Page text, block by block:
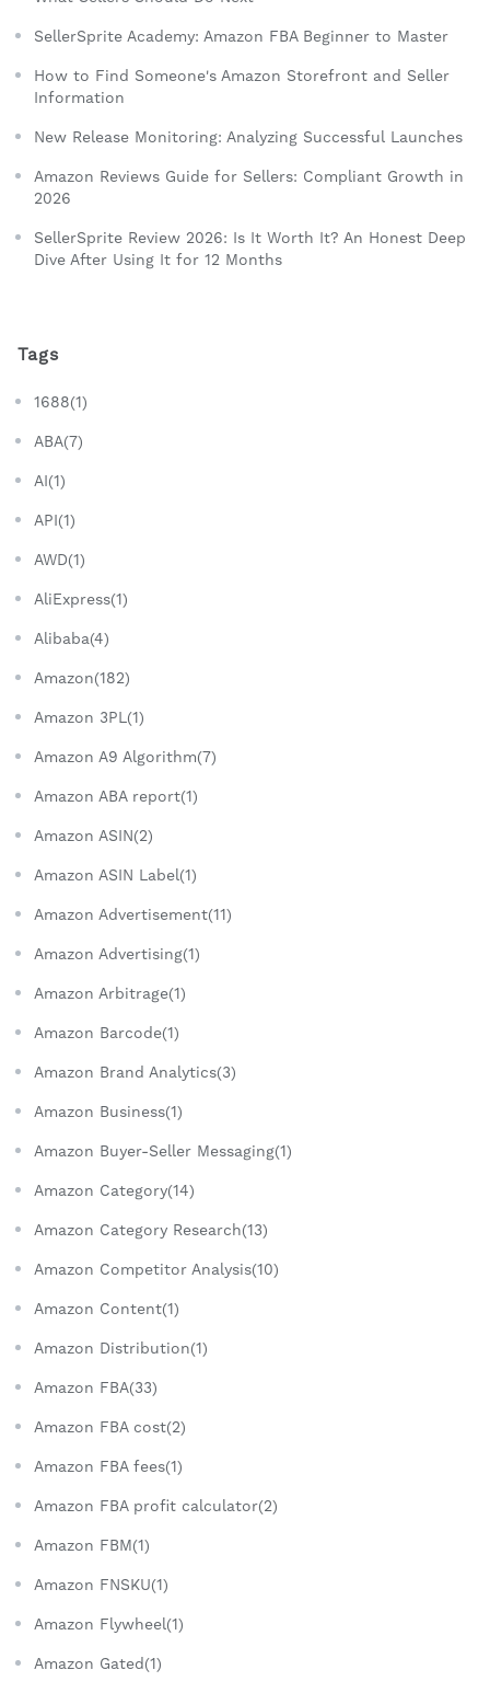
SellerSprite Academy: Amazon FBA Beginner to Master
How to Find Someone's Amazon Storefront and Seller
Information
New Release Monitoring: Analyzing Successful Launches
Amazon Reviews Guide for Sellers: Compliant Growth in
2026
SellerSprite Review 2026: Is It Worth It? An Honest Deep
Dive After Using It for 12 Months
Tags
1688(1)
ABA(7)
AI(1)
API(1)
AWD(1)
AliExpress(1)
Alibaba(4)
Amazon(182)
Amazon 3PL(1)
Amazon A9 Algorithm(7)
Amazon ABA report(1)
Amazon ASIN(2)
Amazon ASIN Label(1)
Amazon Advertisement(11)
Amazon Advertising(1)
Amazon Arbitrage(1)
Amazon Barcode(1)
Amazon Brand Analytics(3)
Amazon Business(1)
Amazon Buyer-Seller Messaging(1)
Amazon Category(14)
Amazon Category Research(13)
Amazon Competitor Analysis(10)
Amazon Content(1)
Amazon Distribution(1)
Amazon FBA(33)
Amazon FBA cost(2)
Amazon FBA fees(1)
Amazon FBA profit calculator(2)
Amazon FBM(1)
Amazon FNSKU(1)
Amazon Flywheel(1)
Amazon Gated(1)